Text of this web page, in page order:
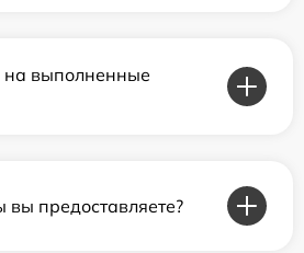
на выполненные
предоставляете?